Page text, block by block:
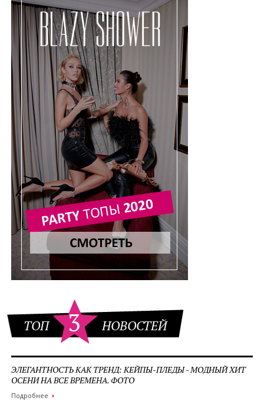
ТОП 3 НОВОСТЕЙ
ЭЛЕГАНТНОСТЬ КАК ТРЕНД: КЕЙПЫ-ПЛЕДЫ - МОДНЫЙ ХИТ
ОСЕНИ НА ВСЕ ВРЕМЕНА. ФОТО
Подробнее